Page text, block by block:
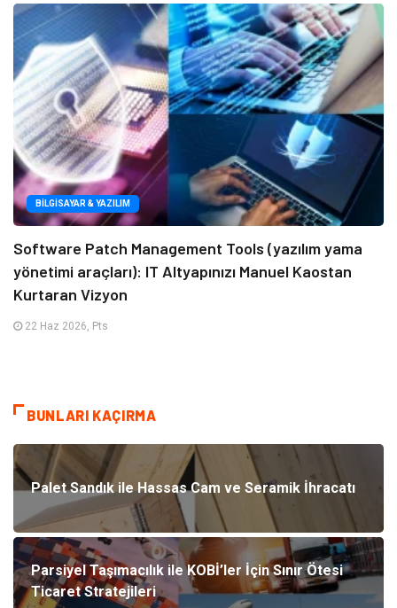
BILGISAYAR & YAZILIM
Software Patch Management Tools (yazılım yama
yönetimi araçları): IT Altyapınızı Manuel Kaostan
Kurtaran Vizyon
22 Haz 2026, Pts
BUNLARI KAÇIRMA
Palet Sandık ile Hassas Cam ve Seramik İhracatı
Parsiyel Taşımacılık ile KOBİ’ler İçin Sınır Ötesi
Ticaret Stratejileri